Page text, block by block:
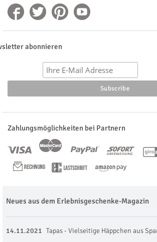
abonnieren
Zahlungsmöglichkeiten bei Partnern
Neues aus dem Erlebnisgeschenke-Magazin
14.11.2021 Tapas - Vielseitige Häppchen aus